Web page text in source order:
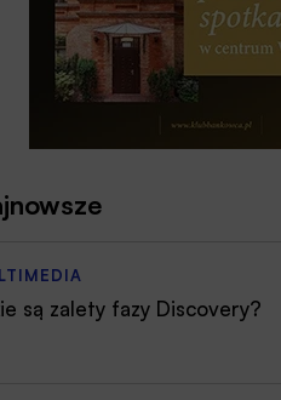
są zalety fazy Discovery?